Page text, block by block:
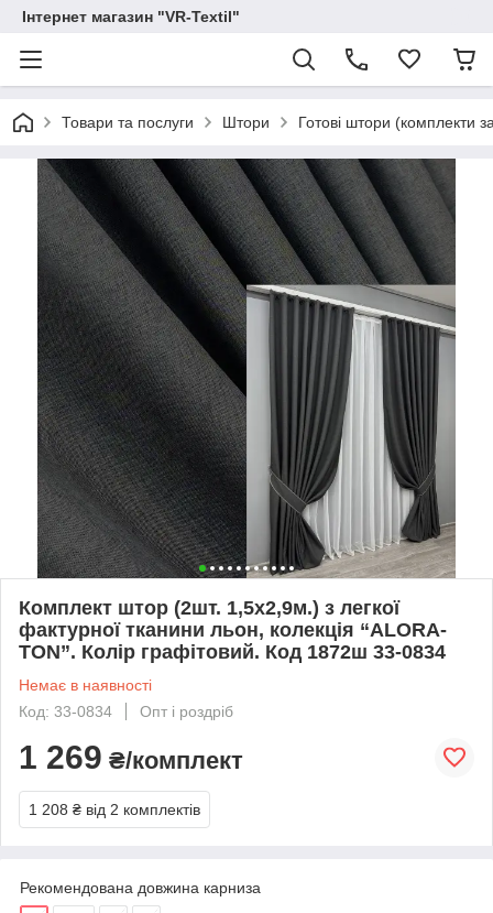
Інтернет магазин "VR-Textil"
Товари та послуги Штори Готові штори (комплекти
Комплект штор (2шт. 1,5х2,9м.) з легкої
фактурної тканини льон, колекція “ALORA-
TON”. Колір графітовий. Код 1872ш 33-0834
Немає в наявності
Код: 33-0834
Опт і роздріб
1 269 ₴/комплект
1 208 ₴ від 2 комплектів
Рекомендована довжина карниза